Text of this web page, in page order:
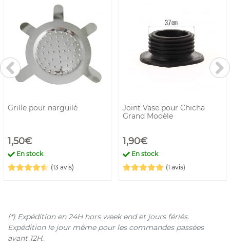
Grille pour narguilé
1,50€
En stock
(13 avis)
Joint Vase pour Chicha
Grand Modèle
1,90€
En stock
(1 avis)
(*) Expédition en 24H hors week end et jours fériés.
Expédition le jour même pour les commandes passées
avant 12H.